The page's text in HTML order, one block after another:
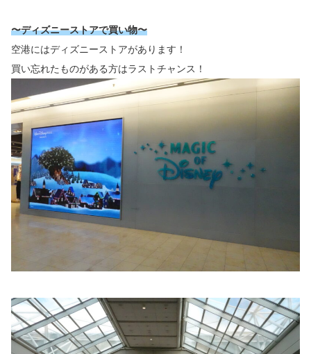
〜ディズニーストアで買い物〜
空港にはディズニーストアがあります！
買い忘れたものがある方はラストチャンス！